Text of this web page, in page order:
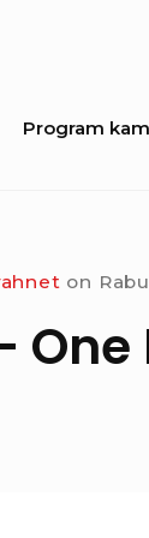
Program
on